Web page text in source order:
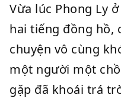
Vừa lúc Phong Ly
hai tiếng đồng hồ,
chuyện vô cùng
một người một
gặp đã khoái trá